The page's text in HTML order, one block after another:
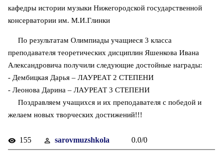
кафедры истории музыки Нижегородской государственной
консерватории им. М.И.Глинки
По результатам Олимпиады учащиеся 3 класса
преподавателя теоретических дисциплин Яшенкова Ивана
Александровича получили следующие достойные награды:
- Дембицкая Дарья – ЛАУРЕАТ 2 СТЕПЕНИ
- Леонова Дарина – ЛАУРЕАТ 3 СТЕПЕНИ
Поздравляем учащихся и их преподавателя с победой и
желаем новых творческих достижений!!!
155 sarovmuzshkola 0.0/0